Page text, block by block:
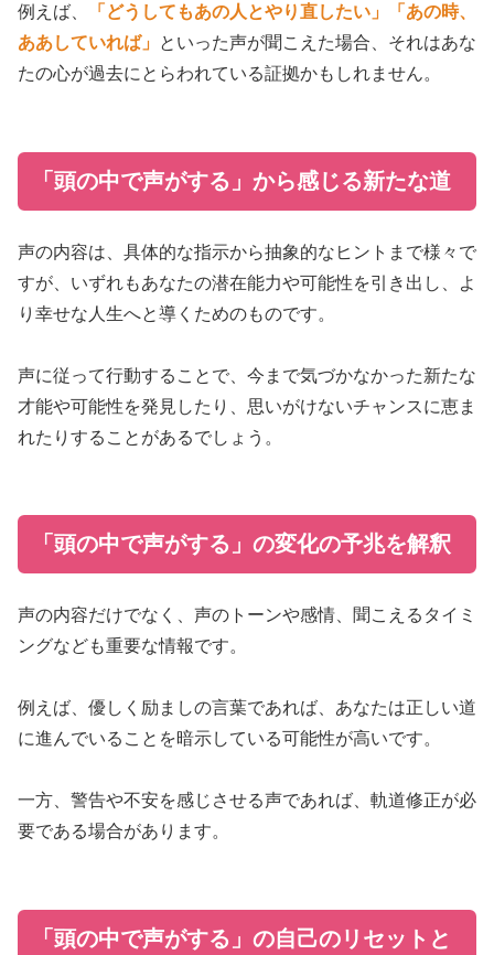
例えば、 「どうしてもあの人とやり直したい」
「あの時、
ああしていれば」 といった声が聞こえた場合、それはあな
たの心が過去にとらわれている証拠かもしれません。
「頭の中で声がする」から感じる新たな道
声の内容は、具体的な指示から抽象的なヒントまで様々で
すが、いずれもあなたの潜在能力や可能性を引き出し、よ
り幸せな人生へと導くためのものです。
声に従って行動することで、今まで気づかなかった新たな
才能や可能性を発見したり、思いがけないチャンスに恵ま
れたりすることがあるでしょう。
「頭の中で声がする」の変化の予兆を解釈
声の内容だけでなく、声のトーンや感情、聞こえるタイミ
ングなども重要な情報です。
例えば、優しく励ましの言葉であれば、あなたは正しい道
に進んでいることを暗示している可能性が高いです。
一方、警告や不安を感じさせる声であれば、軌道修正が必
要である場合があります。
「頭の中で声がする」の自己のリセットと